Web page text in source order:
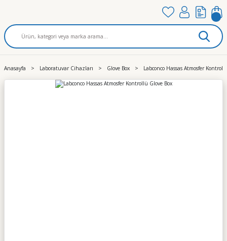
Anasayfa Laboratuvar Cihazları Glove Box Labconco Hassas Atmosfer